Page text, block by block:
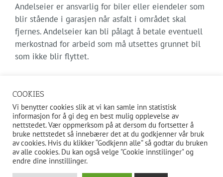
Andelseier er ansvarlig for biler eller eiendeler som
blir stående i garasjen når asfalt i området skal
fjernes. Andelseier kan bli pålagt å betale eventuell
merkostnad for arbeid som må utsettes grunnet bil
som ikke blir flyttet.
Grünerhagen Borettslag, Sofienberggata 3 A–F, 0551 Oslo
COOKIES
Vi benytter cookies slik at vi kan samle inn statistisk
informasjon for å gi deg en best mulig opplevelse av
nettstedet. Vær oppmerksom på at dersom du fortsetter å
bruke nettstedet så innebærer det at du godkjenner vår bruk
av cookies. Hvis du klikker “Godkjenn alle” så godtar du bruken
av alle cookies. Du kan også velge "Cookie innstilinger" og
endre dine innstillinger.